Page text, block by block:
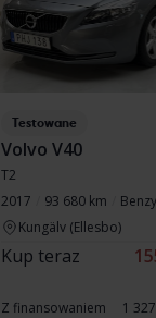
Testowane
Volvo V40
T2
2017
93 680 km
Kungälv (Ellesbo)
Kup teraz
Z finansowaniem
1